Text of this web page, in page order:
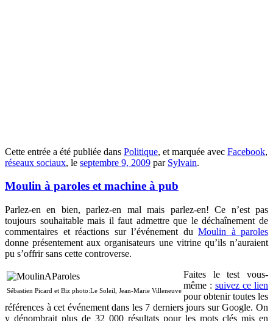
Cette entrée a été publiée dans Politique, et marquée avec Facebook,
réseaux sociaux, le septembre 9, 2009 par Sylvain.
Moulin à paroles et machine à pub
Parlez-en en bien, parlez-en mal mais parlez-en! Ce n’est pas
toujours souhaitable mais il faut admettre que le déchaînement de
commentaires et réactions sur l’événement du Moulin à paroles
donne présentement aux organisateurs une vitrine qu’ils n’auraient
pu s’offrir sans cette controverse.
Sébastien Picard et Biz photo:Le Soleil, Jean-Marie Villeneuve
Faites le test vous-
même : suivez ce lien
pour obtenir toutes les
références à cet événement dans les 7 derniers jours sur Google. On
y dénombrait plus de 32 000 résultats pour les mots clés mis en